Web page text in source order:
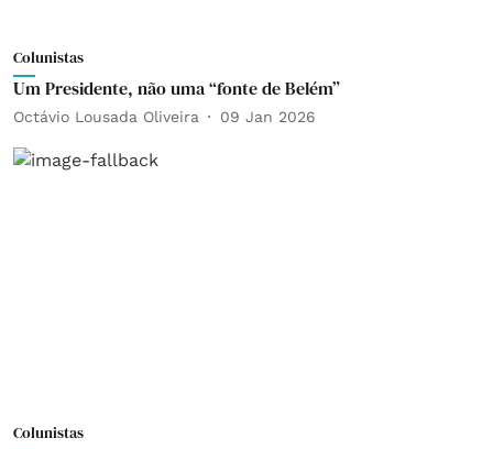
Colunistas
Um Presidente, não uma “fonte de Belém”
Octávio Lousada Oliveira 09 Jan 2026
Colunistas